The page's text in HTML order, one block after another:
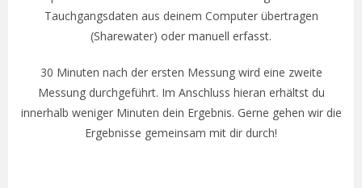
Tauchgangsdaten aus deinem Computer übertragen
(Sharewater) oder manuell erfasst.
30 Minuten nach der ersten Messung wird eine zweite
Messung durchgeführt. Im Anschluss hieran erhältst du
innerhalb weniger Minuten dein Ergebnis. Gerne gehen wir die
Ergebnisse gemeinsam mit dir durch!